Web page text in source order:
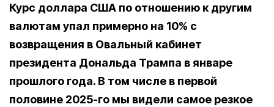
Курс доллара США по отношению к другим
валютам упал примерно на 10% с
возвращения в Овальный кабинет
президента Дональда Трампа в январе
прошлого года. В том числе в первой
половине 2025-го мы видели самое резкое